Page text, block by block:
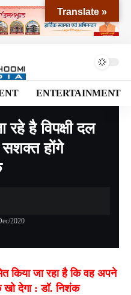
ENTERTAINMENT
अन्नदाताओं को बरगला रहे है विपक्षी दल जबकि कृषि कानूनों से सशक्त होंगे अन्नदाता : डॉ. निशंक
है विपक्षी दल
होंगे
2020
किया जा रहा है कि वह अपने
खो देगा : डॉ. निशंक
Translate »